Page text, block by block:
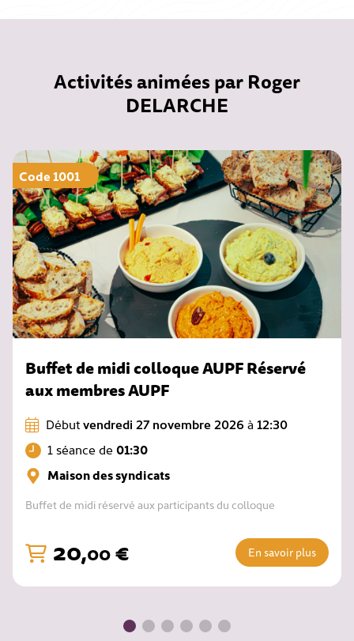
Activités animées par Roger
DELARCHE
Code 1001
Buffet de midi colloque AUPF Réservé
aux membres AUPF
Débutvendredi 27 novembre 2026 à 12:30
1 séance de01:30
Maison des syndicats
Buffet de midi réservé aux participants du colloque
20,00€ En savoir plus